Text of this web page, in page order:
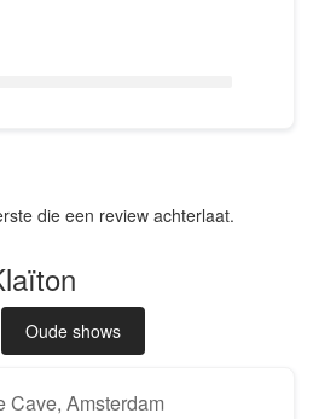
die een review achterlaat.
Oude shows
Cave, Amsterdam